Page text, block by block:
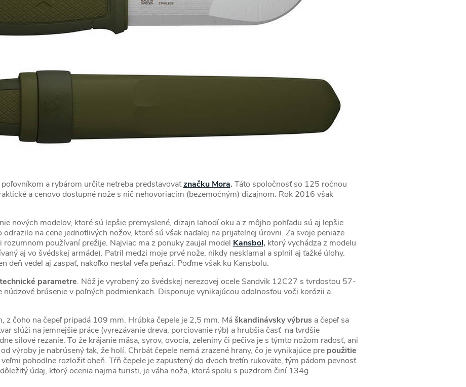
a rybárom určite netreba predstavovaťznačku Mora. Táto spoločnosť so 125 ročnou
a cenovo dostupné nože s nič nehovoriacim (bezemočným) dizajnom. Rok 2016 však
nových modelov, ktoré sú lepšie premyslené, dizajn lahodí oku a z môjho pohľadu sú aj lepšie
odrazilo na cene jednotlivých nožov, ktoré sú však naďalej na prijateľnej úrovni. Za svoje peniaze
rozumnom používaní prežije. Najviac ma z ponuky zaujal model Kansbol, ktorý vychádza z modelu
aj vo švédskej armáde). Patril medzi moje prvé nože, nikdy nesklamal a splnil aj ťažké úlohy.
deň vedel aj zaspať, nakoľko nestal veľa peňazí. Poďme však ku Kansbolu.
technické parametre. Nôž je vyrobený zo švédskej nerezovej ocele Sandvik 12C27 s tvrdosťou 57-
núdzové brúsenie v poľných podmienkach. Disponuje vynikajúcou odolnosťou voči korózii a
z čoho na čepeľ pripadá 109 mm. Hrúbka čepele je 2,5 mm. Máškandinávsky výbrus a čepeľ sa
slúži na jemnejšie práce (vyrezávanie dreva, porciovanie rýb) a hrubšia časť na tvrdšie
silové rezanie. To že krájanie mäsa, syrov, ovocia, zeleniny či pečiva je s týmto nožom radosť, ani
výroby je nabrúsený tak, že holí. Chrbát čepele nemá zrazené hrany, čo je vynikajúce pre použitie
pohodlne rozložiť oheň. Tŕň čepele je zapustený do dvoch tretín rukoväte, tým pádom pevnosť
údaj, ktorý ocenia najmä turisti, je váha noža, ktorá spolu s puzdrom činí 134g.